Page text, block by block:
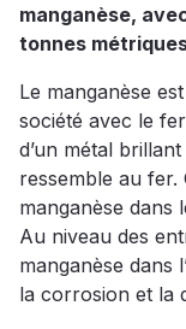
manganèse,
tonnes
Le manganèse
société avec le
d’un métal
ressemble au
manganèse dans
Au niveau des
manganèse dans
la corrosion et la